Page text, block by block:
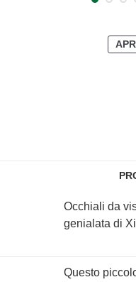
Occhiali da
genialata di
Questo